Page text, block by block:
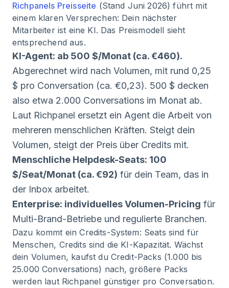
Richpanels Preisseite (Stand Juni 2026) führt mit
einem klaren Versprechen: Dein nächster
Mitarbeiter ist eine KI. Das Preismodell sieht
entsprechend aus.
KI-Agent: ab 500 $/Monat (ca. €460).
Abgerechnet wird nach Volumen, mit rund 0,25
$ pro Conversation (ca. €0,23). 500 $ decken
also etwa 2.000 Conversations im Monat ab.
Laut Richpanel ersetzt ein Agent die Arbeit von
mehreren menschlichen Kräften. Steigt dein
Volumen, steigt der Preis über Credits mit.
Menschliche Helpdesk-Seats: 100
$/Seat/Monat (ca. €92) für dein Team, das in
der Inbox arbeitet.
Enterprise: individuelles Volumen-Pricing für
Multi-Brand-Betriebe und regulierte Branchen.
Dazu kommt ein Credits-System: Seats sind für
Menschen, Credits sind die KI-Kapazität. Wächst
dein Volumen, kaufst du Credit-Packs (1.000 bis
25.000 Conversations) nach, größere Packs
werden laut Richpanel günstiger pro Conversation.